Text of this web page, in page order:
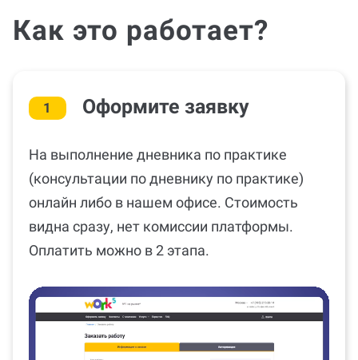
Как это работает?
1 Оформите заявку
На выполнение дневника по практике
(консультации по дневнику по практике)
онлайн либо в нашем офисе. Стоимость
видна сразу, нет комиссии платформы.
Оплатить можно в 2 этапа.